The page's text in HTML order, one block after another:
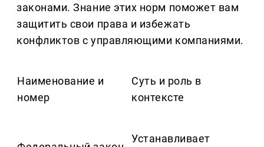
законами. Знание этих норм поможет вам
защитить свои права и избежать
конфликтов с управляющими компаниями.
Наименование и
номер
Суть и роль в
контексте
Устанавливает